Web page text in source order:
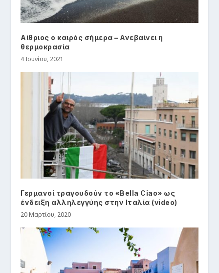
Αίθριος ο καιρός σήμερα – Ανεβαίνει η
θερμοκρασία
4 Ιουνίου, 2021
Γερμανοί τραγουδούν το «Bella Ciao» ως
ένδειξη αλληλεγγύης στην Ιταλία (video)
20 Μαρτίου, 2020